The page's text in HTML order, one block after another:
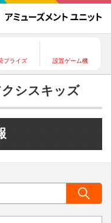
プライズ 設置ゲーム機
シスキッズ